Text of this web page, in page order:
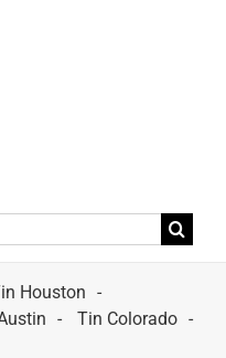
Houston
Tin Colorado